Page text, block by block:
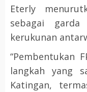
Eterly
sebagai
kerukunan
“Pembentukan
langkah yang
Katingan,